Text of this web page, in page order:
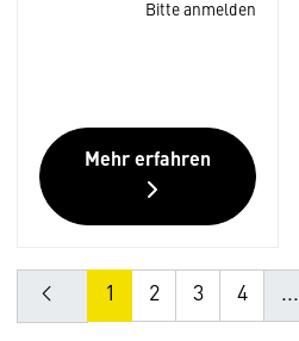
Bitte anmelden
Mehr erfahren
1 2 3 4 ...